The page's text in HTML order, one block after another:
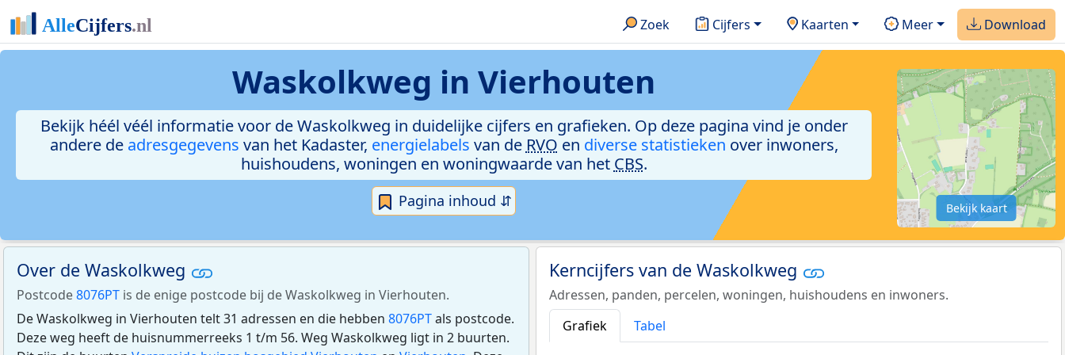
Zoek Cijfers Kaarten Meer Download
Waskolkweg in Vierhouten
Bekijk héél véél informatie voor de Waskolkweg in duidelijke cijfers en grafieken. Op deze pagina vind je onder
andere de adresgegevens van het Kadaster, energielabels van de RVO en diverse statistieken over inwoners,
huishoudens, woningen en woningwaarde van het CBS.
Pagina inhoud ⇵ Bekijk kaart
Over de Waskolkweg
Postcode8076PT is de enige postcode bij de Waskolkweg in Vierhouten.
De Waskolkweg in Vierhouten telt 31 adressen en die hebben 8076PTals postcode.
Deze weg heeft de huisnummerreeks 1 t/m 56. Weg Waskolkweg ligt in 2 buurten.
Kerncijfers van de Waskolkweg
Adressen, panden, percelen, woningen, huishoudens en inwoners.
Grafiek
Tabel